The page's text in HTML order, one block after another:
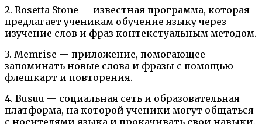
2. Rosetta Stone — известная программа, которая
предлагает ученикам обучение языку через
изучение слов и фраз контекстуальным методом.
3. Memrise — приложение, помогающее
запоминать новые слова и фразы с помощью
флешкарт и повторения.
4. Busuu — социальная сеть и образовательная
платформа, на которой ученики могут общаться